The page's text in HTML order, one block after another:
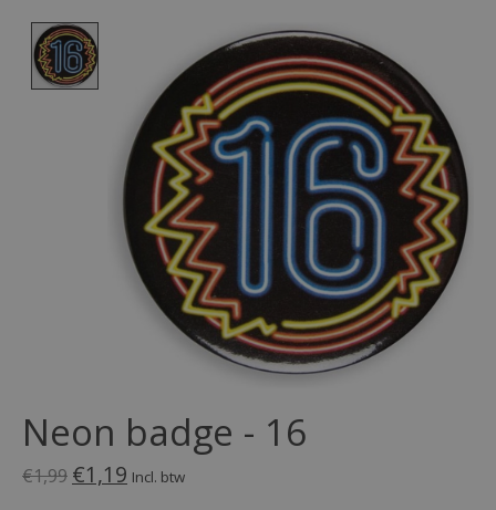
Product image slideshow Items
Neon badge - 16
€1,99 €1,19 Incl. btw